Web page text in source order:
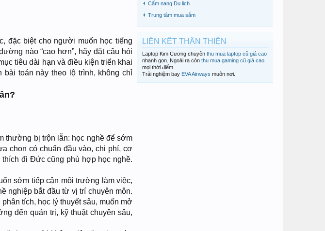
đặc biệt cho người muốn học tiếng
nào “cao hơn”, hãy đặt câu hỏi
tiêu dài hạn và điều kiện triển khai
bài toán này theo lộ trình, không chỉ
thường bị trộn lẫn: học nghề để sớm
chọn có chuẩn đầu vào, chi phí, cơ
đi Đức cũng phù hợp học nghề.
sớm tiếp cận môi trường làm việc,
nghiệp bắt đầu từ vị trí chuyên môn.
tích, học lý thuyết sâu, muốn mở
đến quản trị, kỹ thuật chuyên sâu,
Cẩm nang Du lịch
Trung tâm mua sắm
LIÊN KẾT THÂN THIỆN
Laptop Kim Cương chuyên thu mua laptop cũ giá cao
nhanh gọn. Ngoài ra còn thu mua gaming cũ giá cao
mọi thời điểm.
Trải nghiệm bay EVA Airways muôn nơi.